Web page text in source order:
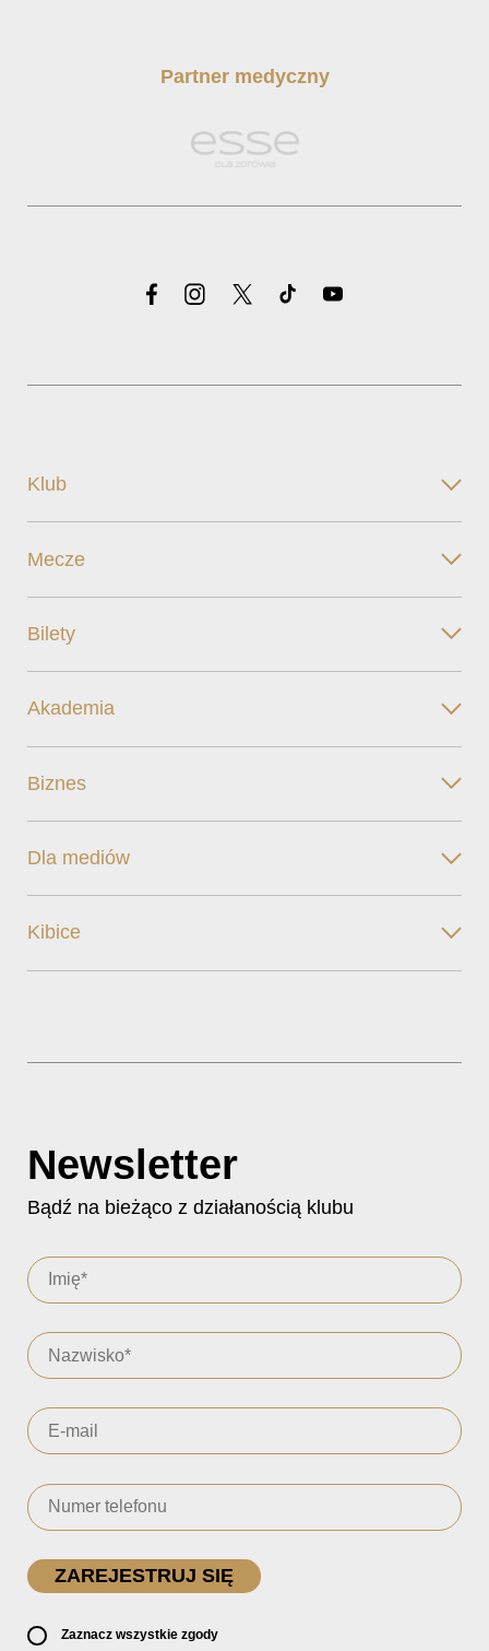
Partner medyczny
Klub
Mecze
Bilety
Akademia
Biznes
Dla mediów
Kibice
Newsletter
Bądź na bieżąco z działanością klubu
Zaznacz wszystkie zgody